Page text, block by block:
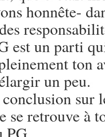
honnête-
est un parti
ton
un peu.
sur
retrouve à